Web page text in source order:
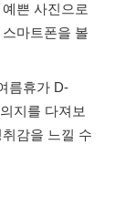
쁜 사진으로
마트폰을 볼
름휴가 D-
지를 다져보
감을 느낄 수